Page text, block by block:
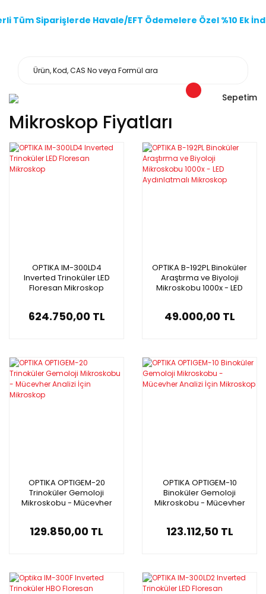
Tüm Siparişlerde Havale/EFT Ödemelere Özel %10 Ek
Sepetim
Mikroskop Fiyatları
OPTIKA IM-300LD4
Inverted Trinoküler LED
Floresan Mikroskop
624.750,00 TL
OPTIKA B-192PL Binoküler
Araştırma ve Biyoloji
Mikroskobu 1000x - LED
49.000,00 TL
OPTIKA OPTIGEM-20
Trinoküler Gemoloji
Mikroskobu - Mücevher
129.850,00 TL
OPTIKA OPTIGEM-10
Binoküler Gemoloji
Mikroskobu - Mücevher
123.112,50 TL